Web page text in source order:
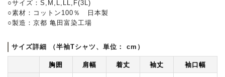
○サイズ：S,M,L,LL,F(3L)
○素材：コットン100％ 日本製
○製造：京都 亀田富染工場
サイズ詳細 （半袖Tシャツ、単位： cm）
胸囲 肩幅 着丈 袖丈 袖口幅